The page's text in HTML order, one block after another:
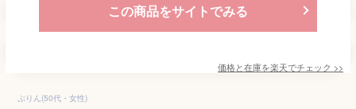
この商品をサイトでみる
価格と在庫を楽天でチェック >>
ぷりん(50代・女性)